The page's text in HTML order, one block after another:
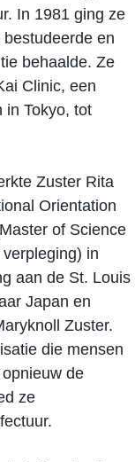
In 1981 ging ze
en
behaalde. Ze
Clinic, een
in Tokyo, tot
Zuster Rita
Orientation
of Science
in
aan de St. Louis
Japan en
Zuster.
die mensen
de
ze